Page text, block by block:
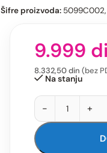
Šifre proizvoda:
9.999
8.332,50din (bez
Na stanju
- +